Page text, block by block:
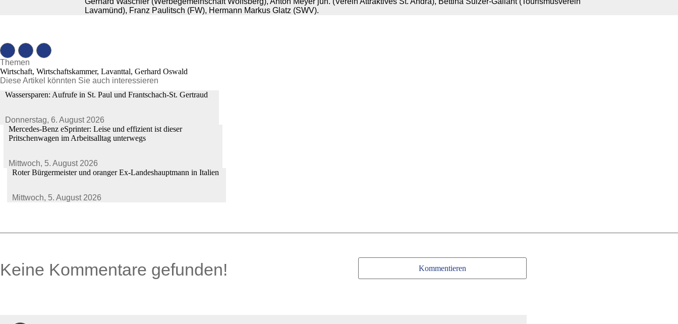
Lavamünd), Franz Paulitsch (FW), Hermann Markus Glatz (SWV).
Themen
Wirtschaft, Wirtschaftskammer, Lavanttal, Gerhard Oswald
Diese Artikel könnten Sie auch interessieren
Wassersparen: Aufrufe in St. Paul und Frantschach-St. Gertraud
Donnerstag, 6. August 2026
Mercedes-Benz eSprinter: Leise und effizient ist dieser
Pritschenwagen im Arbeitsalltag unterwegs
Mittwoch, 5. August 2026
Roter Bürgermeister und oranger Ex-Landeshauptmann in Italien
Mittwoch, 5. August 2026
0 Kommentare Kommentieren
Keine Kommentare gefunden!